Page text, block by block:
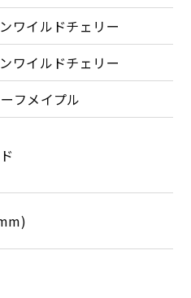
ワイルドチェリー
ワイルドチェリー
フメイプル